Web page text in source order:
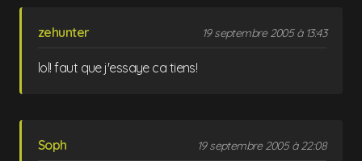
zehunter 19 septembre 2005 à 13:43
lol! faut que j'essaye ca tiens!
Soph 19 septembre 2005 à 22:08